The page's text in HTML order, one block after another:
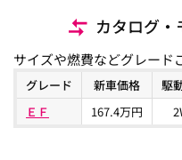
カタログ
サイズや燃費などグレード
グレード 新車価格 駆
ＥＦ
167.4万円